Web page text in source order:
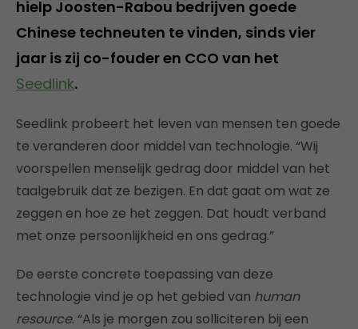
hielp Joosten-Rabou bedrijven goede
Chinese techneuten te vinden, sinds vier
jaar is zij co-fouder en CCO van het
Seedlink.
Seedlink probeert het leven van mensen ten goede
te veranderen door middel van technologie. “Wij
voorspellen menselijk gedrag door middel van het
taalgebruik dat ze bezigen. En dat gaat om wat ze
zeggen en hoe ze het zeggen. Dat houdt verband
met onze persoonlijkheid en ons gedrag.”
De eerste concrete toepassing van deze
technologie vind je op het gebied van human
resource. “Als je morgen zou solliciteren bij een